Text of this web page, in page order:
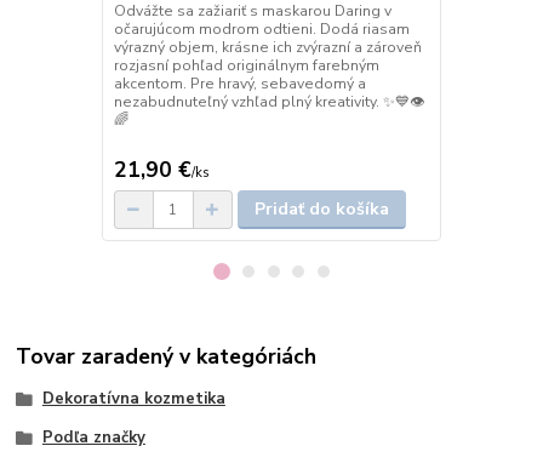
Odvážte sa zažiariť s maskarou Daring v
očarujúcom modrom odtieni. Dodá riasam
výrazný objem, krásne ich zvýrazní a zároveň
rozjasní pohľad originálnym farebným
akcentom. Pre hravý, sebavedomý a
nezabudnuteľný vzhľad plný kreativity. ✨💙👁️
🌈
21,90 €/ks
Pridať do košíka
Tovar zaradený v kategóriách
Dekoratívna kozmetika
Podľa značky